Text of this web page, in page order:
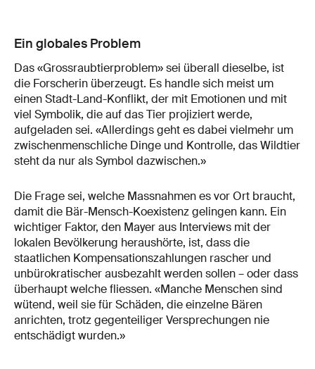
Ein globales Problem
Das «Grossraubtierproblem» sei überall dieselbe, ist
die Forscherin überzeugt. Es handle sich meist um
einen Stadt-Land-Konflikt, der mit Emotionen und mit
viel Symbolik, die auf das Tier projiziert werde,
aufgeladen sei. «Allerdings geht es dabei vielmehr um
zwischenmenschliche Dinge und Kontrolle, das Wildtier
steht da nur als Symbol dazwischen.»
Die Frage sei, welche Massnahmen es vor Ort braucht,
damit die Bär-Mensch-Koexistenz gelingen kann. Ein
wichtiger Faktor, den Mayer aus Interviews mit der
lokalen Bevölkerung heraushörte, ist, dass die
staatlichen Kompensationszahlungen rascher und
unbürokratischer ausbezahlt werden sollen – oder dass
überhaupt welche fliessen. «Manche Menschen sind
wütend, weil sie für Schäden, die einzelne Bären
anrichten, trotz gegenteiliger Versprechungen nie
entschädigt wurden.»